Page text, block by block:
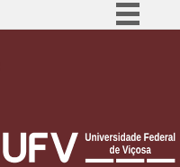
Acesso à informação
Legislação